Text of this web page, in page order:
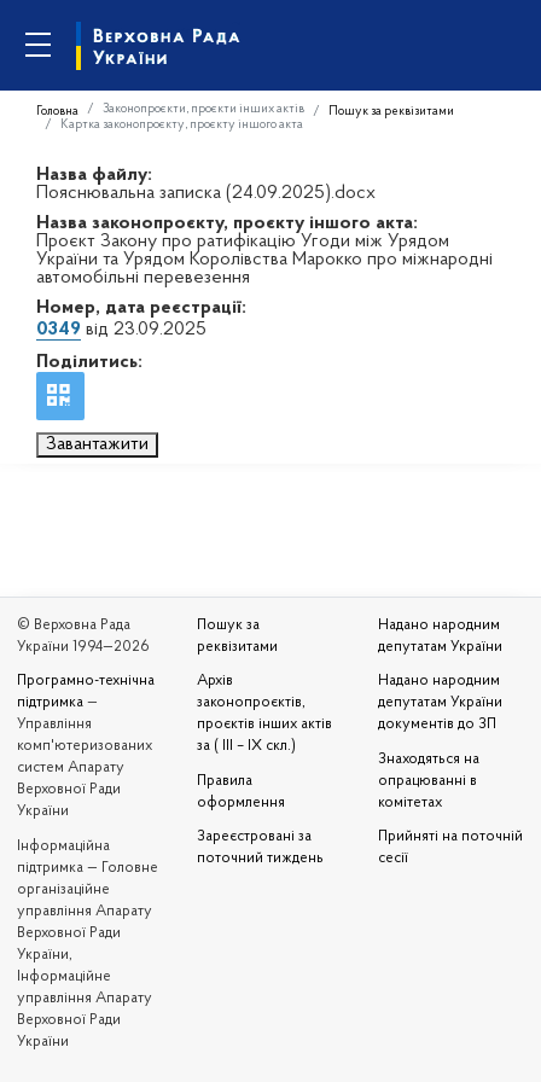
Головна Законопроєкти, проєкти інших актів
Пошук за реквізитами
Картка законопроєкту, проєкту іншого акта
Назва файлу:
Пояснювальна записка (24.09.2025).docx
Назва законопроєкту, проєкту іншого акта:
Проєкт Закону про ратифікацію Угоди між Урядом
України та Урядом Королівства Марокко про міжнародні
автомобільні перевезення
Номер, дата реєстрації:
0349 від 23.09.2025
Поділитись:
Завантажити
© Верховна Рада
України 1994—2026
Програмно-технічна
підтримка —
Управління
комп'ютеризованих
систем Апарату
Верховної Ради
України
Iнформаційна
підтримка — Головне
організаційне
управління Апарату
Верховної Ради
України,
Інформаційне
управління Апарату
Верховної Ради
України
Пошук за
реквізитами
Архів
законопроєктів,
проєктів інших актів
за ( III – IX скл.)
Правила
оформлення
Зареєстровані за
поточний тиждень
Надано народним
депутатам України
Надано народним
депутатам України
документів до ЗП
Знаходяться на
опрацюванні в
комітетах
Прийняті на поточній
сесії